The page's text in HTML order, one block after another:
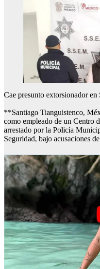
Cae presunto extorsionador
**Santiago Tianguistenco,
como empleado de un Centro
arrestado por la Policía
Seguridad, bajo acusaciones